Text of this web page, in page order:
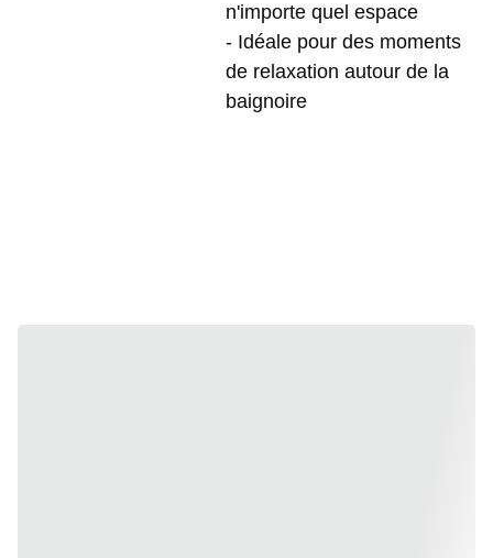
n'importe quel espace
- Idéale pour des moments
de relaxation autour de la
baignoire